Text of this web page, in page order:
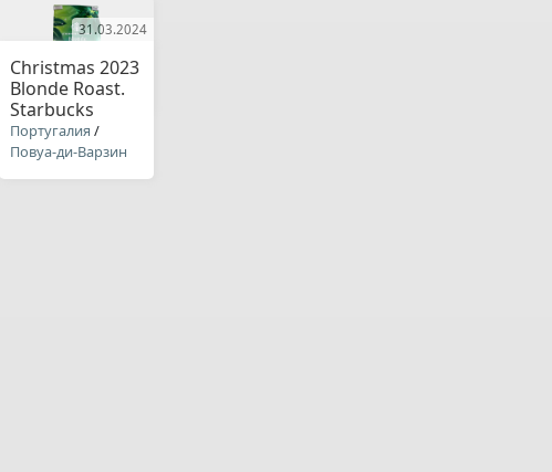
31.03.2024
Christmas 2023
Blonde Roast.
Starbucks
Португалия /
Повуа-ди-Варзин